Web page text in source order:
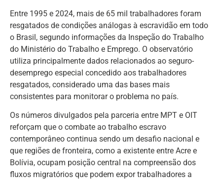
Entre 1995 e 2024, mais de 65 mil trabalhadores foram
resgatados de condições análogas à escravidão em todo
o Brasil, segundo informações da Inspeção do Trabalho
do Ministério do Trabalho e Emprego. O observatório
utiliza principalmente dados relacionados ao seguro-
desemprego especial concedido aos trabalhadores
resgatados, considerado uma das bases mais
consistentes para monitorar o problema no país.
Os números divulgados pela parceria entre MPT e OIT
reforçam que o combate ao trabalho escravo
contemporâneo continua sendo um desafio nacional e
que regiões de fronteira, como a existente entre Acre e
Bolívia, ocupam posição central na compreensão dos
fluxos migratórios que podem expor trabalhadores a